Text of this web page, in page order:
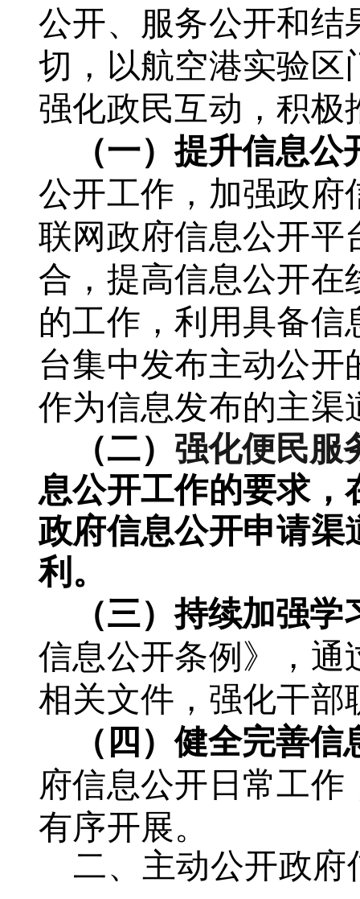
公开、服务公开和结
切，以航空港实验区
强化政民互动，积极
（一）提升信息公
公开工作，加强政府
联网政府信息公开平
合，提高信息公开在
的工作，利用具备
台集中发布主动公
作为信息发布的主渠
（二） 强化便民服
息公开工作的要求，
政府信息公开申请渠
利。
（三）持续加强学
信息公开条例》，通
相关文件，强化干部
（四）健全完善
府信息公开日常工
有序开展。
二、主动公开政府